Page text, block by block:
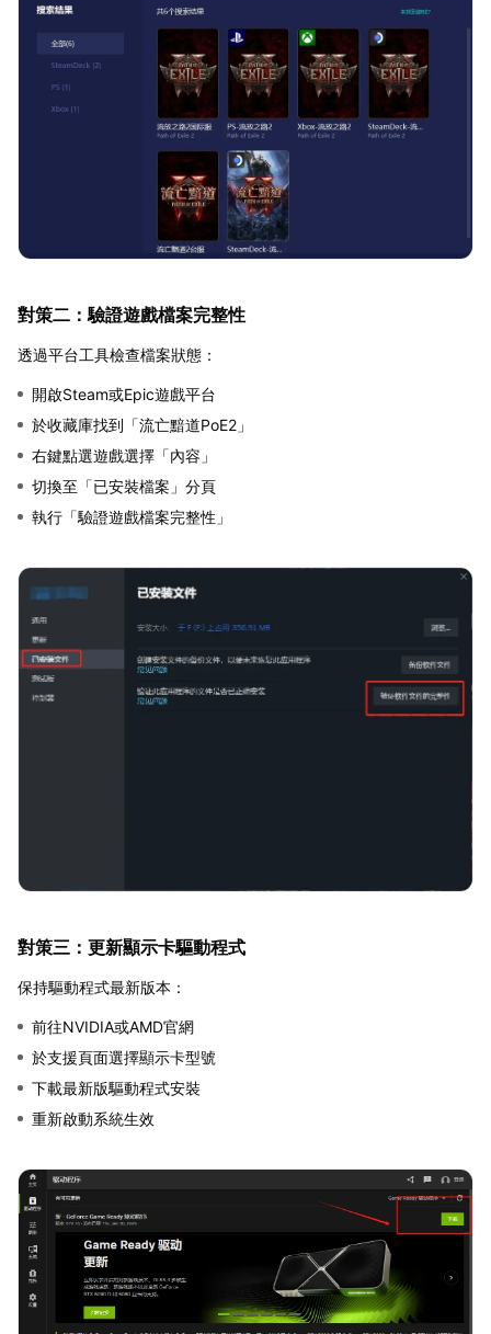
對策二：驗證遊戲檔案完整性
透過平台工具檢查檔案狀態：
開啟Steam或Epic遊戲平台
於收藏庫找到「流亡黯道PoE2」
右鍵點選遊戲選擇「內容」
切換至「已安裝檔案」分頁
執行「驗證遊戲檔案完整性」
對策三：更新顯示卡驅動程式
保持驅動程式最新版本：
前往NVIDIA或AMD官網
於支援頁面選擇顯示卡型號
下載最新版驅動程式安裝
重新啟動系統生效